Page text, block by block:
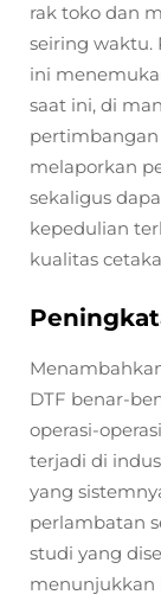
rak toko dan
seiring waktu.
ini
saat ini, di
pertimbangan
melaporkan
sekaligus
kepedulian
kualitas
DTF benar-
operasi-
terjadi di
yang
perlambatan
studi yang
menunjukkan